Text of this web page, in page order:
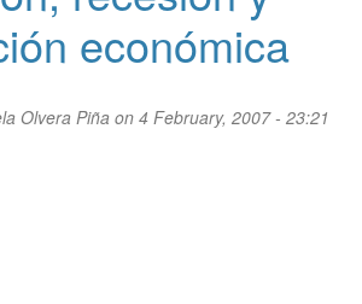
económica
Olvera Piñaon 4 February, 2007 - 23:21